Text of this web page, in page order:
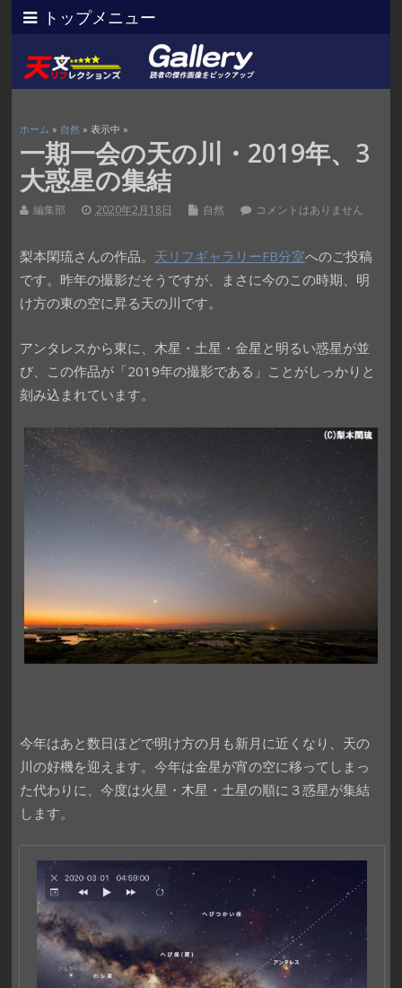
トップメニュー
ホーム » 自然» 表示中 »
一期一会の天の川・2019年、3
大惑星の集結
編集部 2020年2月18日 自然 コメントはありません
梨本閑琉‎さんの作品。 天リフギャラリーFB分室へのご投稿
です。昨年の撮影だそうですが、まさに今のこの時期、明
け方の東の空に昇る天の川です。
アンタレスから東に、木星・土星・金星と明るい惑星が並
び、この作品が「2019年の撮影である」ことがしっかりと
刻み込まれています。
今年はあと数日ほどで明け方の月も新月に近くなり、天の
川の好機を迎えます。今年は金星が宵の空に移ってしまっ
た代わりに、今度は火星・木星・土星の順に３惑星が集結
します。